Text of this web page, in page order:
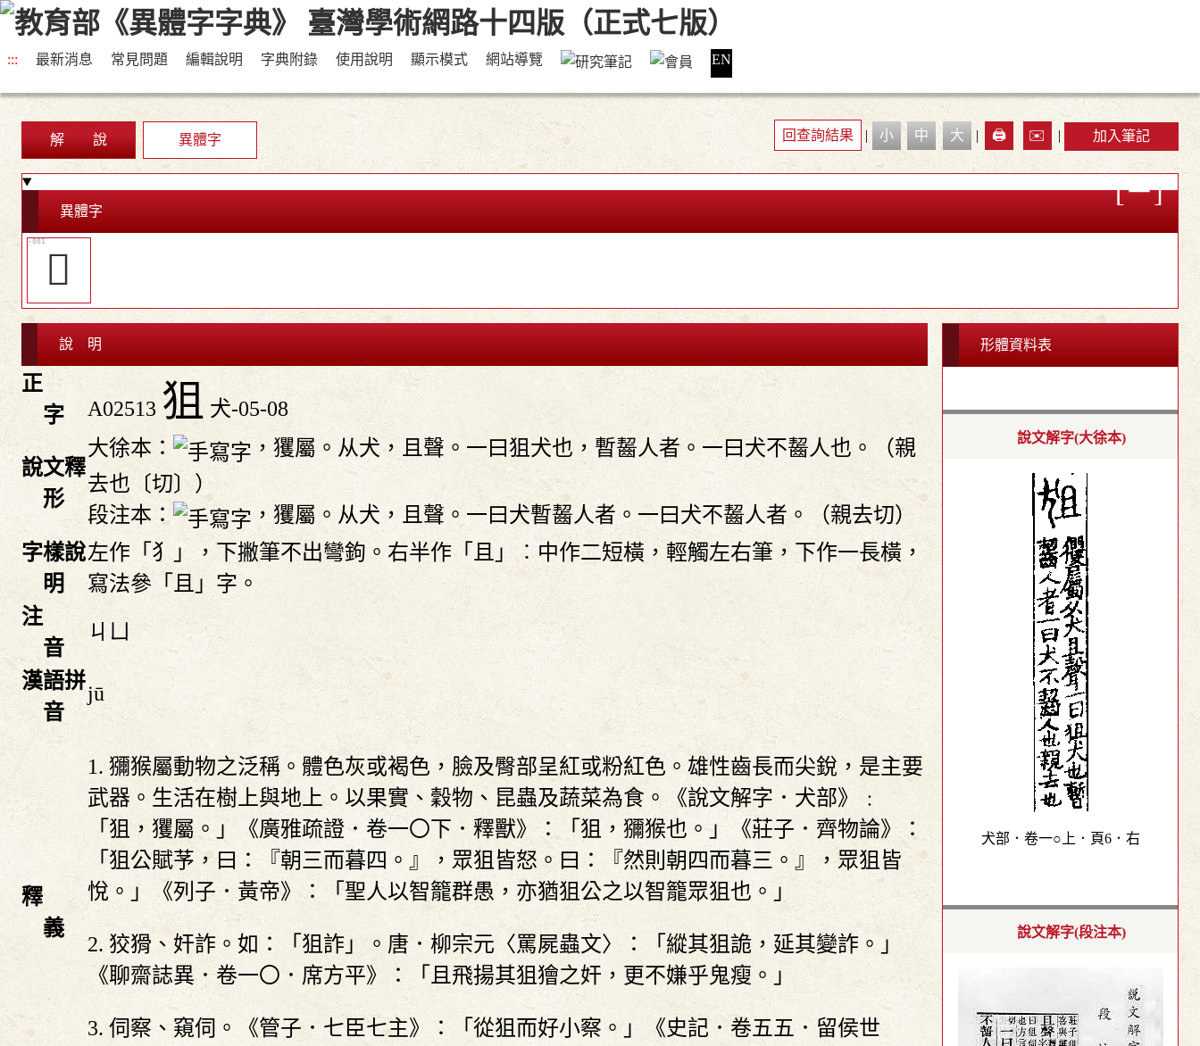
::: 最新消息 常見問題 編輯說明 字典附錄 使用說明 顯示模式 網站導覽 EN
解 說 異體字 回查詢結果 | 小 中 大 | 🖨️ ✉️ | 加入筆記
異體字
󳥻
說 明
正
字
A02513 狙 犬-05-08
說文釋
形
大徐本：
，玃屬。从犬，且聲。一曰狙犬也，暫齧人者。一曰犬不齧人也。（親
去也〔切〕）
段注本：
，玃屬。从犬，且聲。一曰犬暫齧人者。一曰犬不齧人者。（親去切）
字樣說
明
左作「犭」，下撇筆不出彎鉤。右半作「且」︰中作二短橫，輕觸左右筆，下作一長橫，
寫法參「且」字。
注
音
ㄐㄩ
漢語拼
音
jū
釋
義
1. 獼猴屬動物之泛稱。體色灰或褐色，臉及臀部呈紅或粉紅色。雄性齒長而尖銳，是主要
武器。生活在樹上與地上。以果實、穀物、昆蟲及蔬菜為食。《說文解字．犬部》﹕
「狙，玃屬。」《廣雅疏證．卷一〇下．釋獸》：「狙，獼猴也。」《莊子．齊物論》：
「狙公賦芧，曰：『朝三而暮四。』，眾狙皆怒。曰：『然則朝四而暮三。』，眾狙皆
悅。」《列子．黃帝》：「聖人以智籠群愚，亦猶狙公之以智籠眾狙也。」
2. 狡猾、奸詐。如：「狙詐」。唐．柳宗元〈罵屍蟲文〉：「縱其狙詭，延其變詐。」
《聊齋誌異．卷一〇．席方平》：「且飛揚其狙獪之奸，更不嫌乎鬼瘦。」
3. 伺察、窺伺。《管子．七臣七主》：「從狙而好小察。」《史記．卷五五．留侯世
形體資料表
說文解字(大徐本)
犬部．卷一○上．頁6．右
說文解字(段注本)